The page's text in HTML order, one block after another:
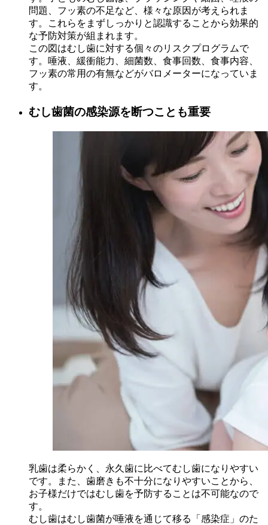
問題、フッ素の不足など、様々な原因が考えられま
す。これらをまずしっかりと認識することから効果的
な予防対策が組まれます。
この図はむし歯に対する個々のリスクプログラムで
す。唾液、緩衝能力、細菌数、食事回数、食事内容、
フッ素の常用の有無などがバロメーターになっていま
す。
むし歯菌の感染源を断つことも重要
乳歯は柔らかく、永久歯に比べてむし歯になりやすい
です。また、歯磨きも不十分になりやすいことから、
お子様だけではむし歯を予防することは不可能なので
す。
むし歯はむし歯菌が唾液を通じて移る「感染症」のた